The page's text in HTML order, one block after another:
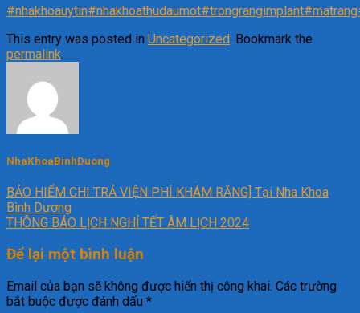
#nhakhoauytin#nhakhoathudaumot#trongrangimplant#matrang
This entry was posted in Uncategorized. Bookmark the
permalink.
NhaKhoaBinhDuong
BẢO HIỂM CHI TRẢ VIỆN PHÍ KHÁM RĂNG] Tại Nha Khoa
Bình Dương
THÔNG BÁO LỊCH NGHỈ TẾT ÂM LỊCH 2024
Để lại một bình luận
Email của bạn sẽ không được hiển thị công khai. Các trường
bắt buộc được đánh dấu *